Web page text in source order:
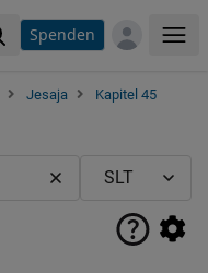
Spenden
Jesaja
Kapitel 45